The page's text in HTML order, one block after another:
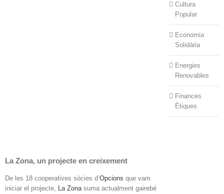
La Zona, un projecte en creixement
De les 18 cooperatives sòcies d’Opcions que vam
iniciar el projecte, La Zonasuma actualment gairebé
Cultura
Popular
Economia
Solidària
Energies
Renovables
Finances
Ètiques